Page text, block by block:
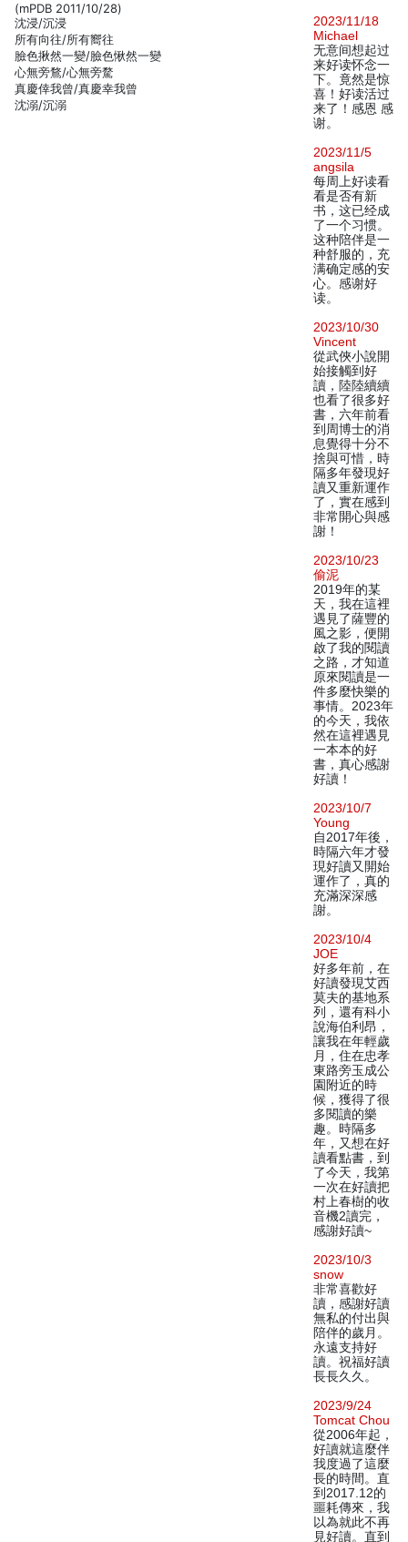
(mPDB 2011/10/28)
沈浸/沉浸
所有向往/所有嚮往
臉色揪然一變/臉色愀然一變
心無旁鶩/心無旁騖
真慶倖我曾/真慶幸我曾
沈溺/沉溺
2023/11/18
Michael
无意间想起过
来好读怀念一
下。竟然是惊
喜！好读活过
来了！感恩 感
谢。
2023/11/5
angsila
每周上好读看
看是否有新
书，这已经成
了一个习惯。
这种陪伴是一
种舒服的，充
满确定感的安
心。感谢好
读。
2023/10/30
Vincent
從武俠小說開
始接觸到好
讀，陸陸續續
也看了很多好
書，六年前看
到周博士的消
息覺得十分不
捨與可惜，時
隔多年發現好
讀又重新運作
了，實在感到
非常開心與感
謝！
2023/10/23
偷泥
2019年的某
天，我在這裡
遇見了薩豐的
風之影，便開
啟了我的閱讀
之路，才知道
原來閱讀是一
件多麼快樂的
事情。2023年
的今天，我依
然在這裡遇見
一本本的好
書，真心感謝
好讀！
2023/10/7
Young
自2017年後，
時隔六年才發
現好讀又開始
運作了，真的
充滿深深感
謝。
2023/10/4
JOE
好多年前，在
好讀發現艾西
莫夫的基地系
列，還有科小
說海伯利昂，
讓我在年輕歲
月，住在忠孝
東路旁玉成公
園附近的時
候，獲得了很
多閱讀的樂
趣。時隔多
年，又想在好
讀看點書，到
了今天，我第
一次在好讀把
村上春樹的收
音機2讀完，
感謝好讀~
2023/10/3
snow
非常喜歡好
讀，感謝好讀
無私的付出與
陪伴的歲月。
永遠支持好
讀。祝福好讀
長長久久。
2023/9/24
Tomcat Chou
從2006年起，
好讀就這麼伴
我度過了這麼
長的時間。直
到2017.12的
噩耗傳來，我
以為就此不再
見好讀。直到